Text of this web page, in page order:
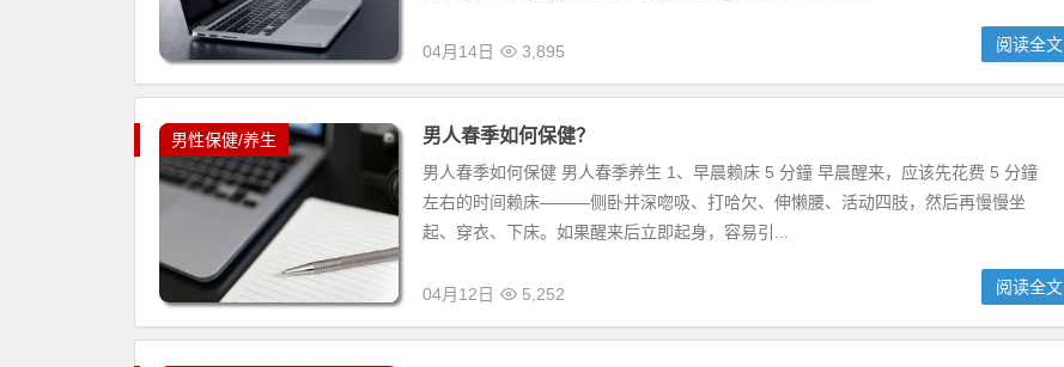
04月14日 3,895 阅读全文
男性保健/养生 男人春季如何保健？
男人春季如何保健 男人春季养生 1、早晨赖床 5 分鐘 早晨醒来，应该先花费 5 分鐘
左右的时间赖床———侧卧并深唿吸、打哈欠、伸懒腰、活动四肢，然后再慢慢坐
起、穿衣、下床。如果醒来后立即起身，容易引...
04月12日 5,252 阅读全文